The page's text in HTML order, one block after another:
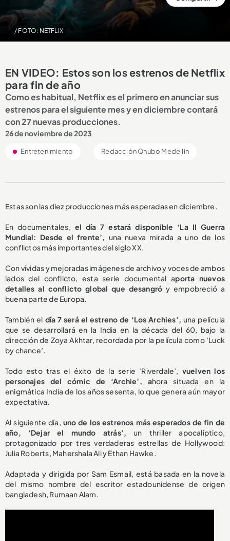
/ FOTO: NETFLIX
EN VIDEO: Estos son los estrenos de Netflix
para fin de año
Como es habitual, Netflix es el primero en anunciar sus
estrenos para el siguiente mes y en diciembre contará
con 27 nuevas producciones.
26 de noviembre de 2023
Entretenimiento Redacción Qhubo Medellin
Estas son las diez producciones más esperadas en diciembre.
En documentales, el día 7 estará disponible ‘La II Guerra
Mundial: Desde el frente’, una nueva mirada a uno de los
conflictos más importantes del siglo XX.
Con vívidas y mejoradas imágenes de archivo y voces de ambos
lados del conflicto, esta serie documental aporta nuevos
detalles al conflicto global que desangró y empobreció a
buena parte de Europa.
También el día 7 será el estreno de ‘Los Archies’, una película
que se desarrollará en la India en la década del 60, bajo la
dirección de Zoya Akhtar, recordada por la película como ‘Luck
by chance’.
Todo esto tras el éxito de la serie ‘Riverdale’, vuelven los
personajes del cómic de ‘Archie’, ahora situada en la
enigmática India de los años sesenta, lo que genera aún mayor
expectativa.
Al siguiente día, uno de los estrenos más esperados de fin de
año, ‘Dejar el mundo atrás’,un thriller apocalíptico,
protagonizado por tres verdaderas estrellas de Hollywood:
Julia Roberts, Mahershala Ali y Ethan Hawke.
Adaptada y dirigida por Sam Esmail, está basada en la novela
del mismo nombre del escritor estadounidense de origen
bangladesh, Rumaan Alam.